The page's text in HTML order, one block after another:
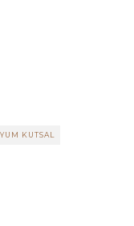
KUTSAL